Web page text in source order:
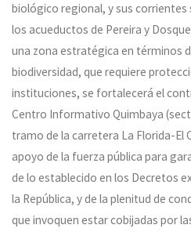
biológico regional, y sus
los acueductos de Pereira y
una zona estratégica en términos
biodiversidad, que requiere
instituciones, se fortalecerá el
Centro Informativo Quimbaya
tramo de la carretera La Florida-El
apoyo de la fuerza pública para
de lo establecido en los Decretos
la República, y de la plenitud de
que invoquen estar cobijadas por